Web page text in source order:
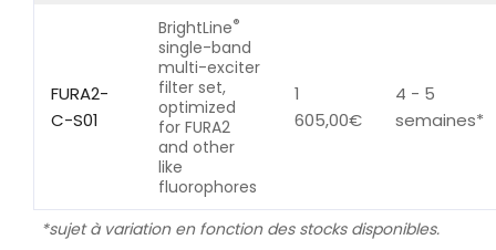
FURA2-
C-S01
BrightLine®
single-band
multi-exciter
filter set,
optimized
for FURA2
and other
like
fluorophores
1
605,00€
4 - 5
semaines*
*sujet à variation en fonction des stocks disponibles.